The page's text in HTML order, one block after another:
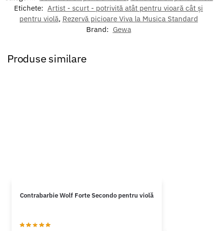
Etichete: Artist - scurt - potrivită atât pentru vioară cât și
pentru violă, Rezervă picioare Viva la Musica Standard
Brand: Gewa
Produse similare
Contrabarbie Wolf Forte Secondo pentru violă